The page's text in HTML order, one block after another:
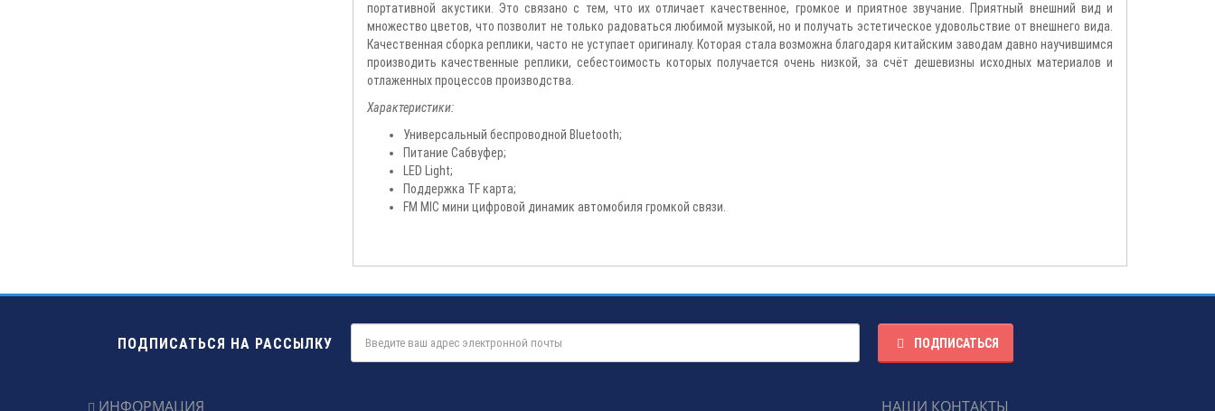
портативной акустики. Это связано с тем, что их отличает качественное, громкое и приятное звучание. Приятный внешний вид и
множество цветов, что позволит не только радоваться любимой музыкой, но и получать эстетическое удовольствие от внешнего вида.
Качественная сборка реплики, часто не уступает оригиналу. Которая стала возможна благодаря китайским заводам давно научившимся
производить качественные реплики, себестоимость которых получается очень низкой, за счёт дешевизны исходных материалов и
отлаженных процессов производства.
Характеристики:
Универсальный беспроводной Bluetooth;
Питание Сабвуфер;
LED Light;
Поддержка TF карта;
FM MIC мини цифровой динамик автомобиля громкой связи.
ПОДПИСАТЬСЯ НА РАССЫЛКУ ПОДПИСАТЬСЯ
ИНФОРМАЦИЯ НАШИ КОНТАКТЫ